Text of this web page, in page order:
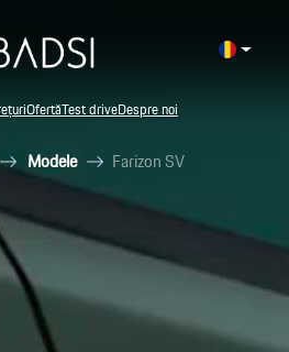
OfertăTest driveDespre noi
Modele Farizon SV